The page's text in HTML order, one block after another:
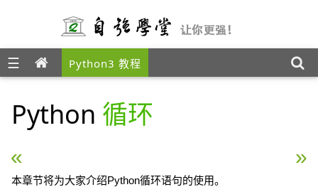
☰ Python3 教程
Python 循环
« Python 条件控制 Python 函数 »
本章节将为大家介绍Python循环语句的使用。